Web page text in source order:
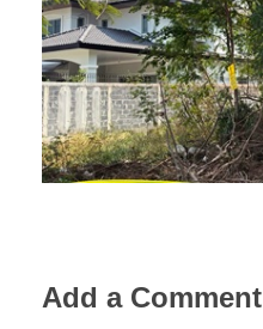
ติดต่อเรา
Add a Comment